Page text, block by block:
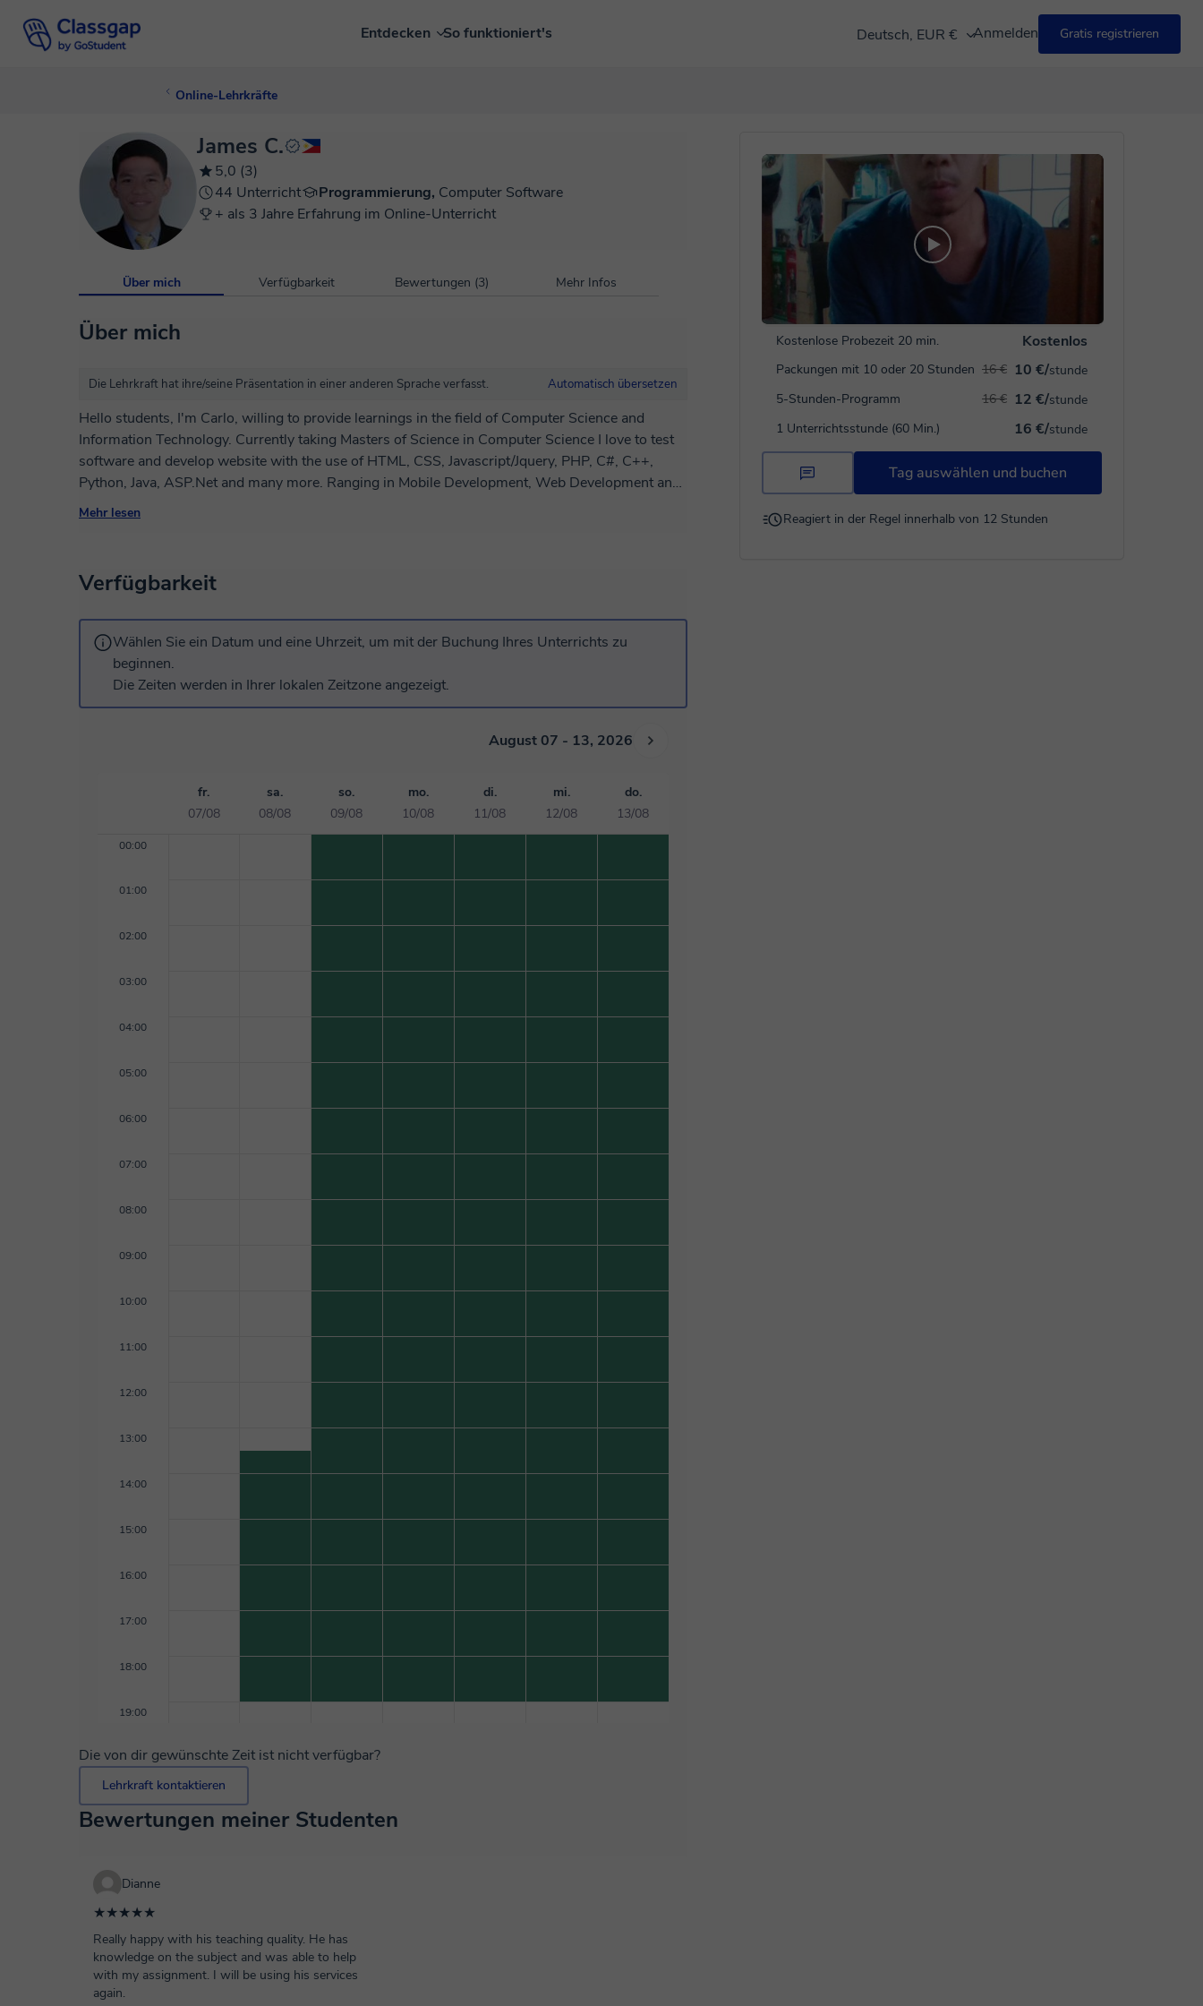
Entdecken So funktioniert's Deutsch, EUR € Anmelden Gratis registrieren
Online-Lehrkräfte
Kostenlose Probezeit 20 min. Kostenlos
Packungen mit 10 oder 20 Stunden 10 €/stunde
16 €
5-Stunden-Programm
12 €/stunde
16 €
1 Unterrichtsstunde (60 Min.)
16 €/stunde
Tag auswählen und buchen
Reagiert in der Regel innerhalb von 12 Stunden
James C.
5,0 (3)
44 Unterricht
Programmierung, Computer Software
+ als 3 Jahre Erfahrung im Online-Unterricht
Über mich Verfügbarkeit Bewertungen (3) Mehr Infos
Über mich
Die Lehrkraft hat ihre/seine Präsentation in einer anderen Sprache verfasst. Automatisch übersetzen
Hello students, I'm Carlo, willing to provide learnings in the field of Computer Science and
Information Technology. Currently taking Masters of Science in Computer Science I love to test
software and develop website with the use of HTML, CSS, Javascript/Jquery, PHP, C#, C++,
Python, Java, ASP.Net and many more. Ranging in Mobile Development, Web Development and
Computer Development Programming. It's important to provide comprehensive, detailed but an
Mehr lesen
Verfügbarkeit
Wählen Sie ein Datum und eine Uhrzeit, um mit der Buchung Ihres Unterrichts zu
beginnen.
Die Zeiten werden in Ihrer lokalen Zeitzone angezeigt.
August 07 - 13, 2026
fr.
07/08
sa.
08/08
so.
09/08
mo.
10/08
di.
11/08
mi.
12/08
do.
13/08
00:00
01:00
02:00
03:00
04:00
05:00
06:00
07:00
08:00
09:00
10:00
11:00
12:00
13:00
14:00
15:00
16:00
17:00
18:00
19:00
Die von dir gewünschte Zeit ist nicht verfügbar?
Lehrkraft kontaktieren
Bewertungen meiner Studenten
Dianne
★★★★★
Really happy with his teaching quality. He has
knowledge on the subject and was able to help
with my assignment. I will be using his services
again.